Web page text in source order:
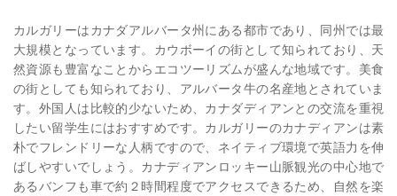
カルガリーはカナダアルバータ州にある都市であり、同州では最
大規模となっています。カウボーイの街として知られており、天
然資源も豊富なことからエコツーリズムが盛んな地域です。美食
の街としても知られており、アルバータ牛の名産地とされていま
す。外国人は比較的少ないため、カナダディアンとの交流を重視
したい留学生にはおすすめです。カルガリーのカナディアンは素
朴でフレンドリーな人柄ですので、ネイティブ環境で英語力を伸
ばしやすいでしょう。カナディアンロッキー山脈観光の中心地で
あるバンフも車で約２時間程度でアクセスできるため、自然を楽